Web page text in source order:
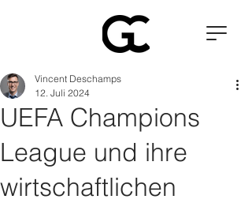
UEFA Champions
League und ihre
wirtschaftlichen
Vincent Deschamps
12. Juli 2024